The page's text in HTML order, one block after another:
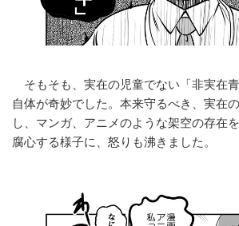
そもそも、実在の児童でない「非実在
自体が奇妙でした。本来守るべき、実在
し、マンガ、アニメのような架空の存在
腐心する様子に、怒りも沸きました。